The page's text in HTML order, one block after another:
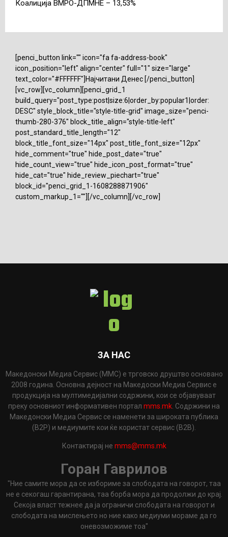
Коалиција ВМРО-ДПМНЕ – 13,53%
[penci_button link="" icon="fa fa-address-book"
icon_position="left" align="center" full="1" size="large"
text_color="#FFFFFF"]Најчитани Денес [/penci_button]
[vc_row][vc_column][penci_grid_1
build_query="post_type:post|size:6|order_by:popular1|order:
DESC" style_block_title="style-title-grid" image_size="penci-
thumb-280-376" block_title_align="style-title-left"
post_standard_title_length="12"
block_title_font_size="14px" post_title_font_size="12px"
hide_comment="true" hide_post_date="true"
hide_count_view="true" hide_icon_post_format="true"
hide_cat="true" hide_review_piechart="true"
block_id="penci_grid_1-1608288871906"
custom_markup_1=""][/vc_column][/vc_row]
ЗА НАС
Македонски Медиа Сервис (ММС) е трговско друштво основано
2008 година. Основна дејност на Македоски Медиа Сервис е
продукција на мултимедијални содржини, кои се објавуваат
преку основниот информативен портал mms.mk . Содржини на
Македонски Медиа Сервис се наменети за широката публика
(B2P) и медиумите кои ќе користат сервис (B2B).
Контактирај не mms@mms.mk
Горан Гаврилов
"Ние самите мора да се избориме за слободата на говорот, таа
не е секогаш гарантирана, таа борба мора да продолжи до крај.
Секоја власт тежнее да ја ограничи слободата на говорот и
слободата на мислењето но ние како медиуми мораме да го
оневозможиме тоа"